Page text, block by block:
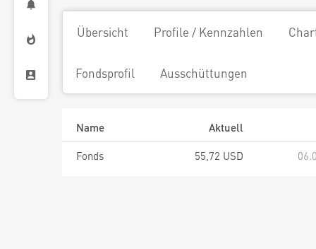
Übersicht Profile / Kennzahlen
Fondsprofil Ausschüttungen
Name
Aktuell
Fonds
55,72 USD